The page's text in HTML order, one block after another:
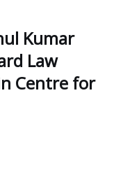
Kumar
Law
Centre for